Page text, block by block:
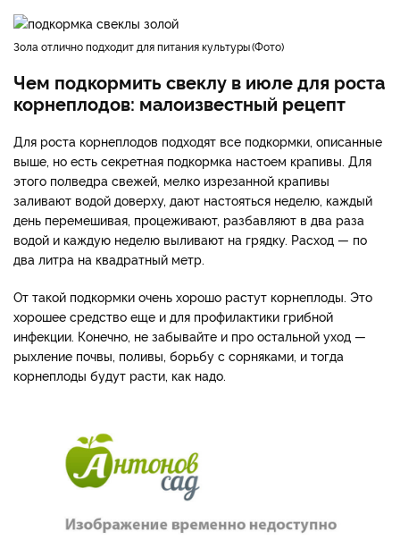
зола отлично подходит для питания культуры Фото
Чем подкормить свеклу в июле для роста
корнеплодов: малоизвестный рецепт
Для роста корнеплодов подходят все подкормки, описанные
выше, но есть секретная подкормка настоем крапивы. Для
этого полведра свежей, мелко изрезанной крапивы
заливают водой доверху, дают настояться неделю, каждый
день перемешивая, процеживают, разбавляют в два раза
водой и каждую неделю выливают на грядку. Расход — по
два литра на квадратный метр.
От такой подкормки очень хорошо растут корнеплоды. Это
хорошее средство еще и для профилактики грибной
инфекции. Конечно, не забывайте и про остальной уход —
рыхление почвы, поливы, борьбу с сорняками, и тогда
корнеплоды будут расти, как надо.